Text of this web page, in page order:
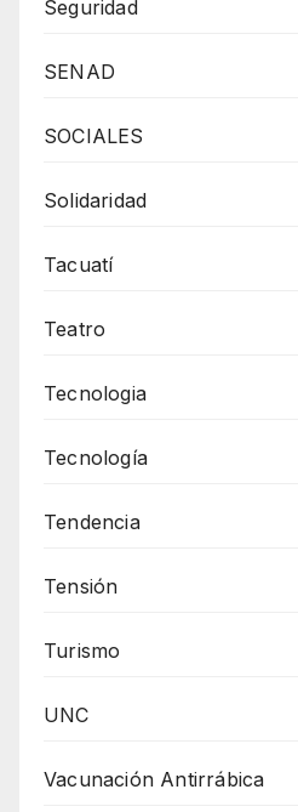
Seguridad
SENAD
SOCIALES
Solidaridad
Tacuatí
Teatro
Tecnologia
Tecnología
Tendencia
Tensión
Turismo
UNC
Vacunación Antirrábica